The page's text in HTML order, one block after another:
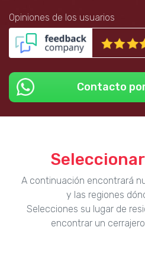
Opiniones de los usuarios
Contacto
A continuación encontrará
y las regiones
Selecciones su lugar de
encontrar un